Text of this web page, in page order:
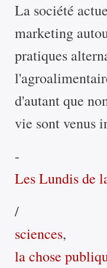
La société
marketing
pratiques
d'autant que
vie sont venus
-
Les Lundis de
/
sciences,
la chose